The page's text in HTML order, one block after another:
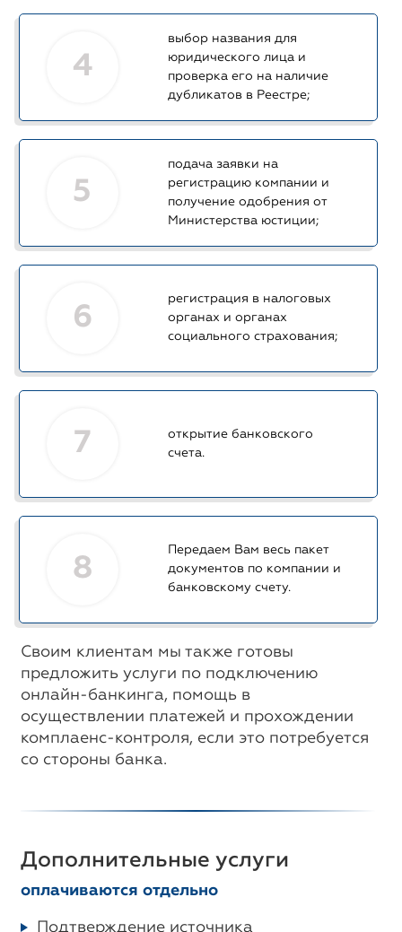
4
выбор названия для
юридического лица и
проверка его на наличие
дубликатов в Реестре;
подача заявки на
регистрацию компании и
получение одобрения от
Министерства юстиции;
5
6
регистрация в налоговых
органах и органах
социального страхования;
открытие банковского
счета.
7
8
Передаем Вам весь пакет
документов по компании и
банковскому счету.
Своим клиентам мы также готовы
предложить услуги по подключению
онлайн-банкинга, помощь в
осуществлении платежей и прохождении
комплаенс-контроля, если это потребуется
со стороны банка.
Дополнительные услуги
оплачиваются отдельно
Подтверждение источника